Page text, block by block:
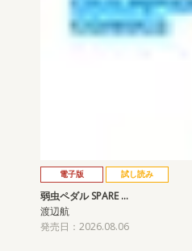
電子版 試し読み
弱虫ペダル SPARE …
渡辺航
発売日：2026.08.06